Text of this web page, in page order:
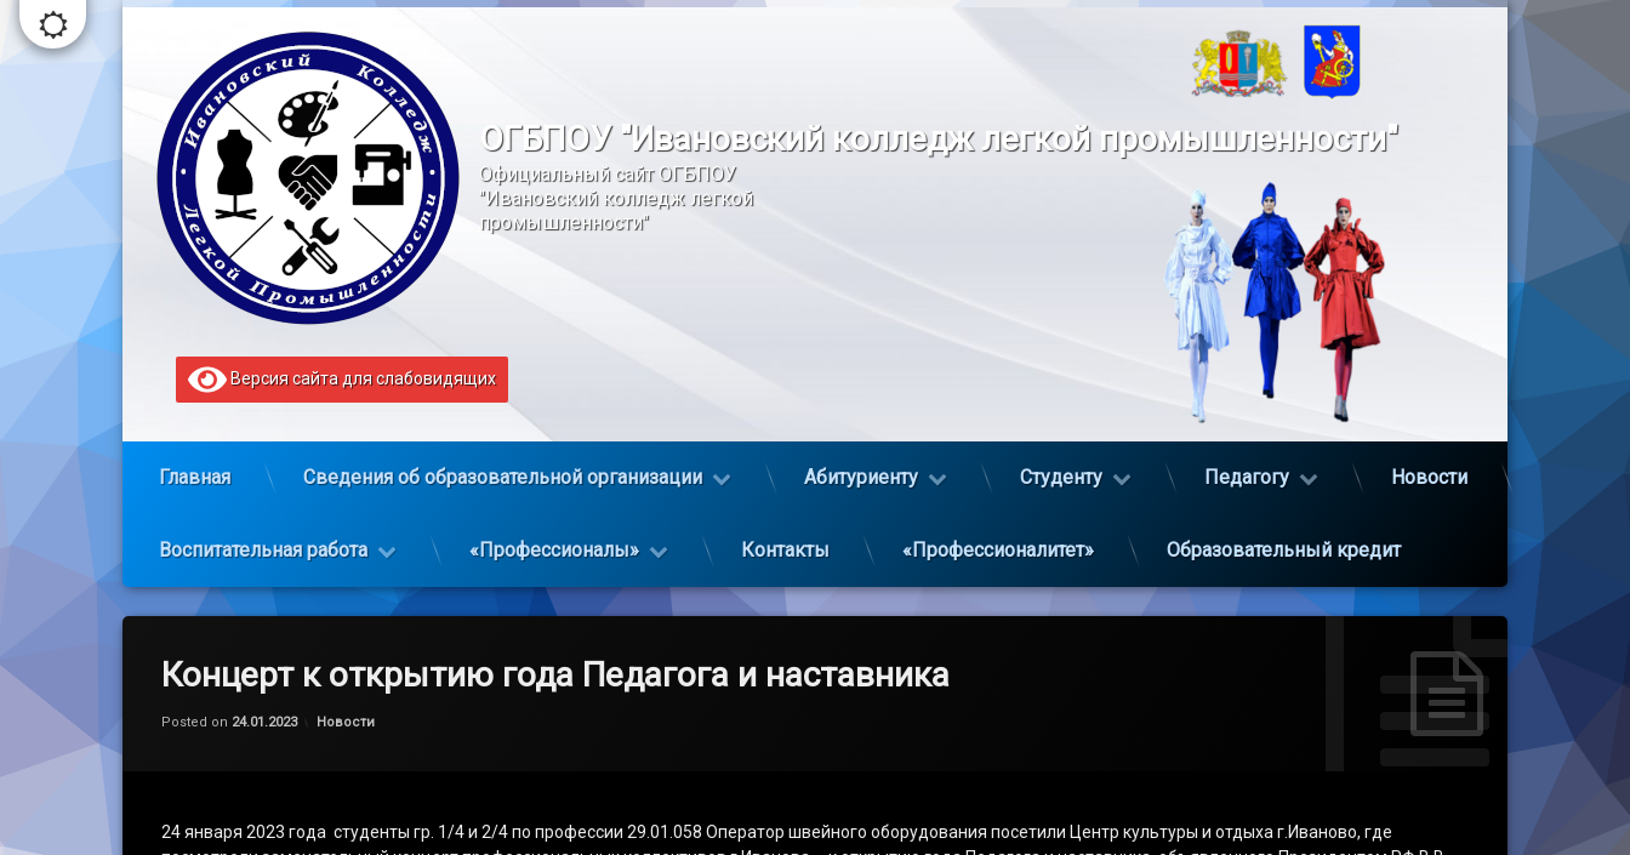
Перейти
содержимому
ОГБПОУ "Ивановский колледж легкой промышленности"
Официальный сайт ОГБПОУ
"Ивановский колледж легкой
промышленности"
Версия сайта для слабовидящих
Главная Сведения об образовательной организации Абитуриенту Студенту Педагогу Новости
Воспитательная работа «Профессионалы» Контакты «Профессионалитет» Образовательный кредит
Концерт к открытию года Педагога и наставника
Posted on 24.01.2023
Обновлено на
by
Категории:
Новости
24 января 2023 года студенты гр. 1/4 и 2/4 по профессии 29.01.058 Оператор швейного оборудования посетили Центр культуры и отдыха г.Иваново, где